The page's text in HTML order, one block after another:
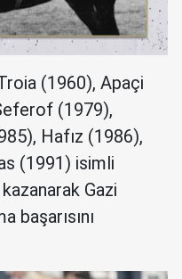
(1960), Apaçi
(1979),
Hafız (1986),
(1991) isimli
Gazi
başarısını